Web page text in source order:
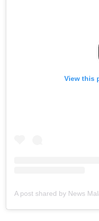
View this
A post shared by News